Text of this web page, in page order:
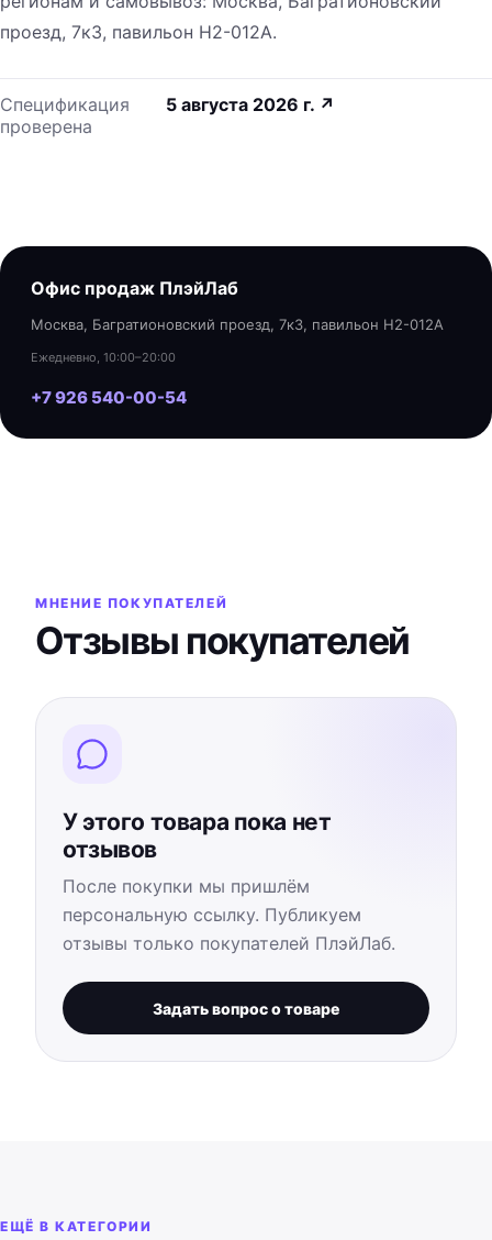
проезд, 7к3, павильон H2-012A.
Спецификация
проверена
5 августа 2026 г. ↗
Офис продаж ПлэйЛаб
Москва, Багратионовский проезд, 7к3, павильон H2-012A
Ежедневно, 10:00–20:00
+7 926 540-00-54
МНЕНИЕ ПОКУПАТЕЛЕЙ
Отзывы покупателей
У этого товара пока нет
отзывов
После покупки мы пришлём
персональную ссылку. Публикуем
отзывы только покупателей ПлэйЛаб.
Задать вопрос о товаре
ЕЩЁ В КАТЕГОРИИ